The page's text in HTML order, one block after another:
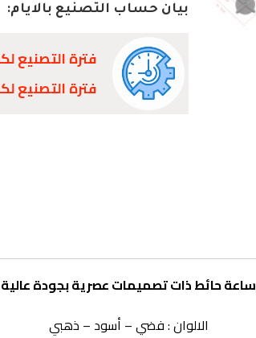
بيان حساب التصنيع بالايام:
فترة التصنيع
فترة التصنيع
ساعة حائط ذات تصميمات عصرية بجودة عالية
الالوان : فضي – أسود – ذهبي